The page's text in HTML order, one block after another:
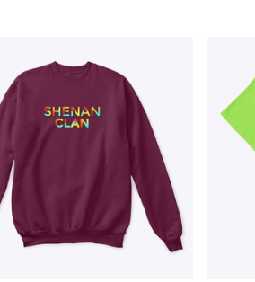
Classic Tank Top
US$ 18,00
Kids Premium Tee
US$ 19,00
Classic Long Sleeve Tee
US$ 22,00